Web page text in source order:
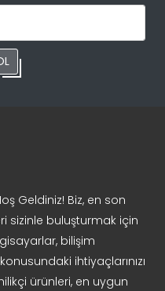
Geldiniz! Biz, en son
sizinle buluşturmak için
bilişim
ihtiyaçlarınızı
ürünleri, en uygun